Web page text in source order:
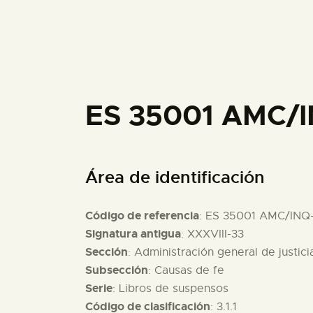
ES 35001
Área de identificación
Código de referencia: ES 35001 AMC/
Signatura antigua: XXXVIII-33
Sección: Administración general de
Subsección: Causas de fe
Serie: Libros de suspensos
Código de clasificación: 3.1.1